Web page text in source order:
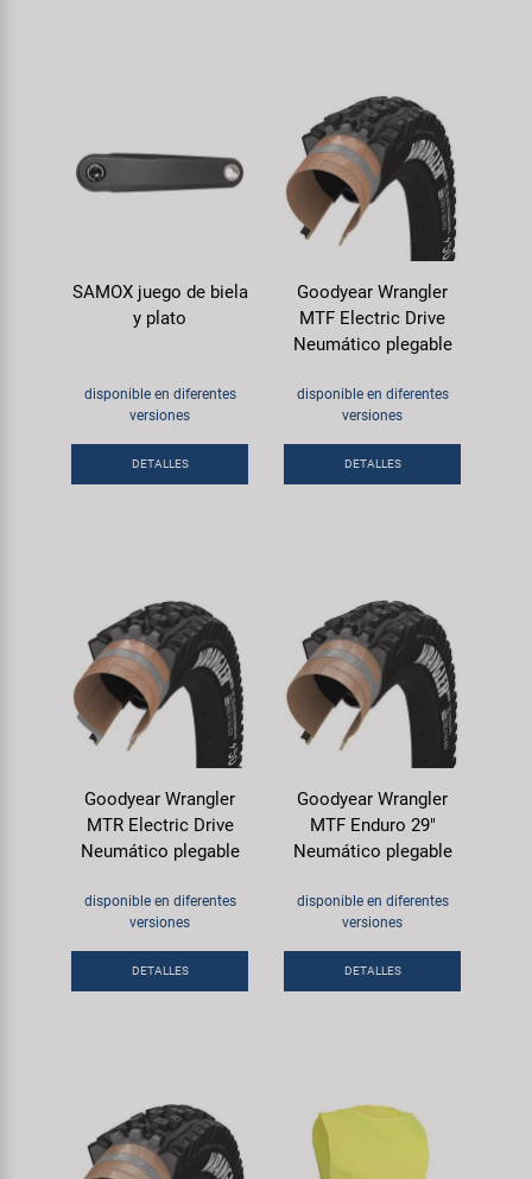
SAMOX juego de biela
y plato
disponible en diferentes
versiones
DETALLES
Goodyear Wrangler
MTF Electric Drive
Neumático plegable
disponible en diferentes
versiones
DETALLES
Goodyear Wrangler
MTR Electric Drive
Neumático plegable
disponible en diferentes
versiones
DETALLES
Goodyear Wrangler
MTF Enduro 29"
Neumático plegable
disponible en diferentes
versiones
DETALLES